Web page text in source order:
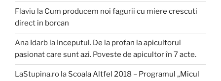
Flaviu la Cum producem noi fagurii cu miere crescuti
direct in borcan
Ana Idarb la Inceputul. De la profan la apicultorul
pasionat care sunt azi. Poveste de apicultor în 7 acte.
LaStupina.ro la Scoala Altfel 2018 – Programul „Micul